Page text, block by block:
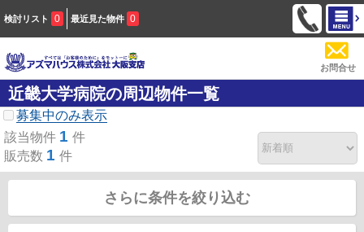
検討リスト 0 最近見た物件 0
お問合せ
近畿大学病院の周辺物件一覧
募集中のみ表示
該当物件 1 件
販売数 1 件
さらに条件を絞り込む